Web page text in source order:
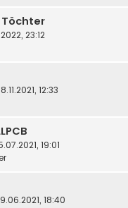
23:12
12:33
19:01
18:40